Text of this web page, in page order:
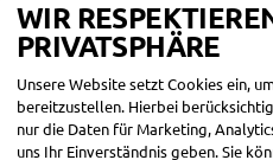
Elektromechanische
INFOTAINMENT &
Infotainment 8 Zoll , Wireless
WIR
PRIVATSPHÄRE
Unsere Website setzt Cookies ein,
bereitzustellen. Hierbei
nur die Daten für Marketing,
uns Ihr Einverständnis geben. Sie